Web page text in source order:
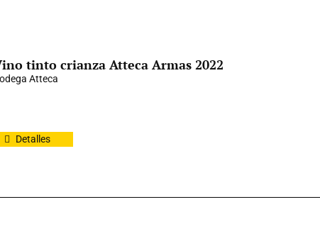
tinto crianza Atteca Armas 2022
Atteca
Detalles